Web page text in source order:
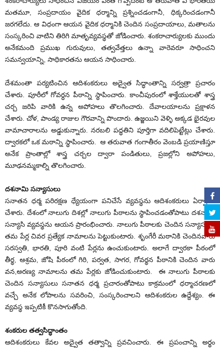
మతమూ, సంప్రదాయం వైదిక ధర్మాన్ని ప్రశ్నించడంగానీ, ధిక్కరించడంగానీ
జరగలేదు. ఆ విధంగా ఆయన వైదిక ధర్మానికి చెందిన సంప్రదాయాలు, మతాలను
సంస్కరించి వాటిని తిరిగి మాతృవ్యవస్థతో జోడించారు. శంకరాచార్యులకు ముందు
అనేకమంది ప్రముఖ గురువులు, తత్వవేత్తలు ఉన్నా వారెవరూ సాధించని
సమన్వయాన్ని, సాధికారతను ఆయన సాధించారు.
దేశమంతా పర్యటించిన ఆదిశంకరులు అద్వైత సిద్ధాంతాన్ని సర్వత్రా ప్రచారం
చేశారు. పూరీలో గోవర్ధన పీఠాన్ని స్థాపించారు. కాంచీపురంలో శాక్తేయులతో శాస్త్ర
చర్చ జరిపి వారికి ఉన్న అపోహలు తొలగించారు. దేవాలయాలను ప్రక్షాళన
చేశారు. చోళ, పాండ్య రాజుల గౌరవాన్ని పొందారు. ఉజ్జయిని వెళ్ళి అక్కడ భైరవుల
వామాచారాలను అడ్డుకున్నారు. నరబలి పద్ధతిని పూర్తిగా వదిలిపెట్టేట్లు చేశారు.
ద్వారకలో ఒక మఠాన్ని స్థాపించారు. ఆ తరువాత గంగాతీరం వెంబడి ప్రయాణిస్తూ
అనేక ప్రాంతాల్లో శాస్త్ర చర్చల ద్వారా పండితులు, ప్రజల్లోని అపోహలు,
మూఢనమ్మకాల్ని తొలగించారు.
దశనామి సన్యాసులు
సనాతన ధర్మ పరిరక్షణ ధ్యేయంగా పనిచేసే వ్యవస్థను ఆదిశంకరులు ఏర్పాటు
చేశారు. దేశంలో నాలుగు దిశల్లో నాలుగు పీఠాలను స్థాపించడంతోపాటు దశనామి
సన్యాసి వ్యవస్థను ఆయన ప్రారంభించారు. నాలుగు పీఠాలకు చెందిన సన్యాసులు
తమ పేర్ల చివర ప్రత్యేక నామాలను పెట్టుకుంటారు. శృంగేరీ మఠానికి చెందినవారు
సరస్వతి, భారతి, పూరి వంటి పేర్లను ఉంచుకుంటారు. అలాగే ద్వారకా పీఠంలో
తీర్థ, ఆశ్రమ, జోషి పీఠంలో గిరి, పర్వత, సాగర, గోవర్థన పీఠానికి చెందిన వారు
వన,అరణ్య నామాలను తమ పేర్లకు జోడించుకుంటారు. ఈ నాలుగు పీఠాలకు
చెందిన సన్యాసులు సనాతన ధర్మ ప్రచారంతోపాటు కాక్రమంలో ధర్మాచరణలో
వచ్చే అనేక లోపాలను సవరించి, సంస్కరించాలని ఆదిశంకరుల ఉద్దేశ్యం. ఈ
వ్యవస్థ ఇప్పటికీ కొనసాగుతోంది.
శంకరుల తత్వసిద్ధాంతం
ఆదిశంకరులు కేవల అద్వైత తత్వాన్ని ప్రవచించారు. ఈ ప్రపంచాన్ని అర్థం